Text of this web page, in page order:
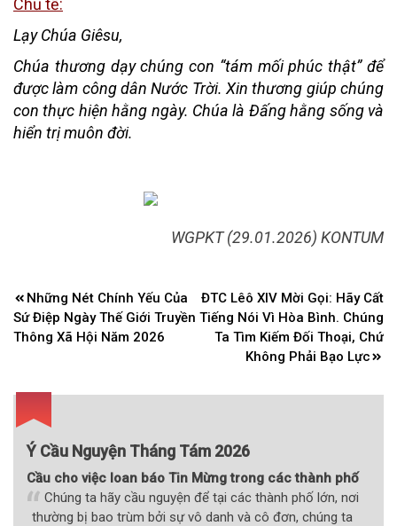
Lạy Chúa Giêsu,
Chúa thương dạy chúng con “tám mối phúc thật” để
được làm công dân Nước Trời. Xin thương giúp chúng
con thực hiện hằng ngày. Chúa là Đấng hằng sống và
hiển trị muôn đời.
WGPKT (29.01.2026) KONTUM
Điều
hướng
bài
Những Nét Chính Yếu Của
Sứ Điệp Ngày Thế Giới Truyền
Thông Xã Hội Năm 2026
ĐTC Lêô XIV Mời Gọi: Hãy Cất
Tiếng Nói Vì Hòa Bình. Chúng
Ta Tìm Kiếm Đối Thoại, Chứ
Không Phải Bạo Lực
Ý Cầu Nguyện Tháng Tám 2026
Cầu cho việc loan báo Tin Mừng trong các thành phố
Chúng ta hãy cầu nguyện để tại các thành phố lớn, nơi
thường bị bao trùm bởi sự vô danh và cô đơn, chúng ta